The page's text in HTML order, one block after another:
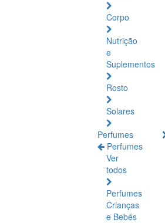
Corpo
Nutrição
e
Suplementos
Rosto
Solares
Perfumes
Perfumes
Ver
todos
Perfumes
Crianças
e Bebés